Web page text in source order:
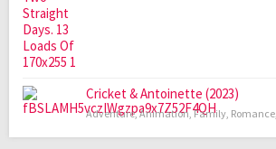
Cricket & Antoinette (2023)
Adventure,Animation,Family Romance